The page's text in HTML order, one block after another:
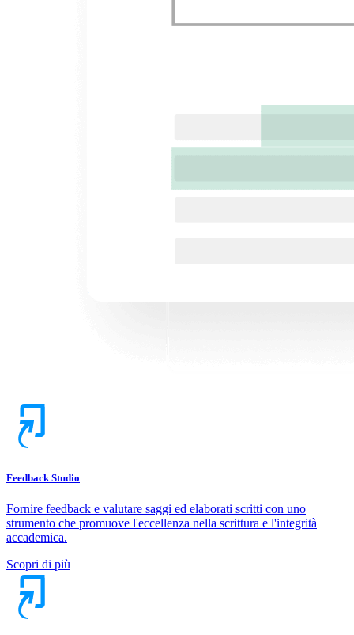
Feedback Studio
Fornire feedback e valutare saggi ed elaborati scritti con uno
strumento che promuove l'eccellenza nella scrittura e l'integrità
accademica.
Scopri di più